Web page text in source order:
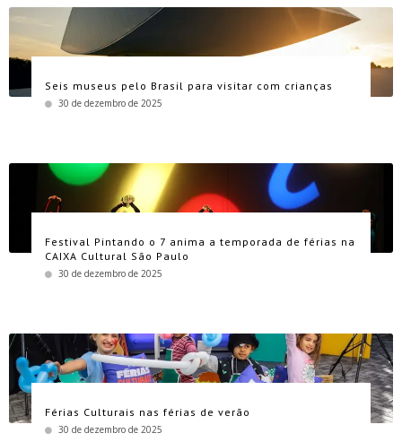
Seis museus pelo Brasil para visitar com crianças
30 de dezembro de 2025
Festival Pintando o 7 anima a temporada de férias na
CAIXA Cultural São Paulo
30 de dezembro de 2025
Férias Culturais nas férias de verão
30 de dezembro de 2025